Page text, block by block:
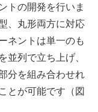
トの開発を行いま
、丸形両方に対応
ネントは単一のも
並列で立ち上げ、
分を組み合わせれ
とが可能です（図